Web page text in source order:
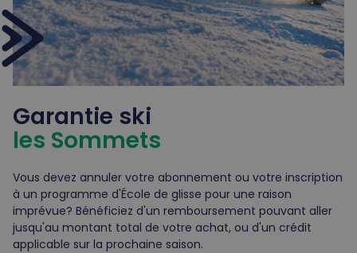
Garantie ski
les Sommets
Vous devez annuler votre abonnement ou votre inscription
à un programme d'École de glisse pour une raison
imprévue? Bénéficiez d'un remboursement pouvant aller
jusqu'au montant total de votre achat, ou d'un crédit
applicable sur la prochaine saison.